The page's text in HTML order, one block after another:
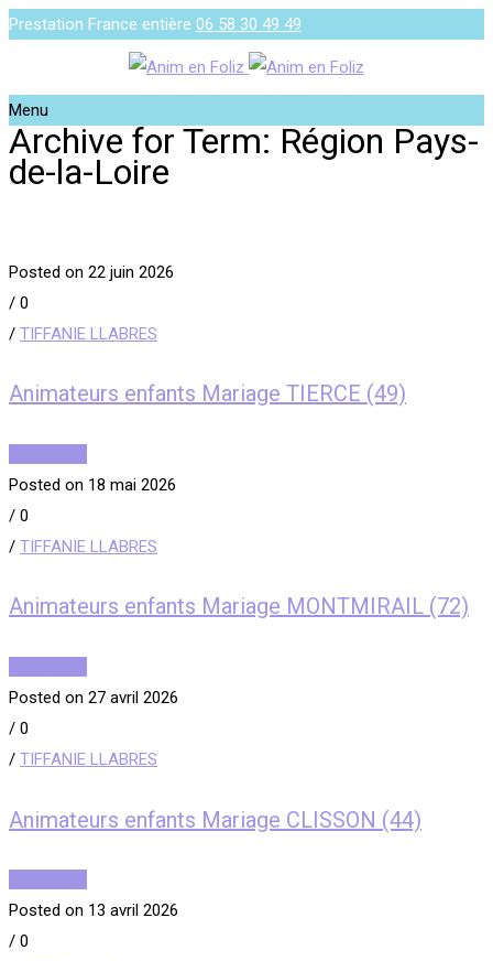
Prestation France entière 06 58 30 49 49
Menu
Archive for Term: Région Pays-
de-la-Loire
Posted on 22 juin 2026
/ 0
/ TIFFANIE LLABRES
Animateurs enfants Mariage TIERCE (49)
Posted on 18 mai 2026
/ 0
/ TIFFANIE LLABRES
Animateurs enfants Mariage MONTMIRAIL (72)
Posted on 27 avril 2026
/ 0
/ TIFFANIE LLABRES
Animateurs enfants Mariage CLISSON (44)
Posted on 13 avril 2026
/ 0